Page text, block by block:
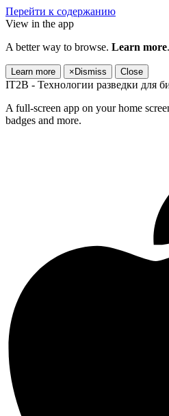
Перейти к содержанию
View in the app
A better way to browse. Learn more.
Learn more × Dismiss Close
IT2B - Технологии разведки для
A full-screen app on your home
badges and more.